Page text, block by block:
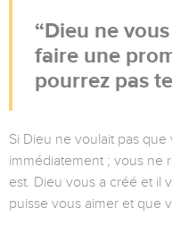
Dieu ne
faire une
pourrez pas
Si Dieu ne voulait pas
immédiatement ; vous ne
est. Dieu vous a créé et il
puisse vous aimer et que